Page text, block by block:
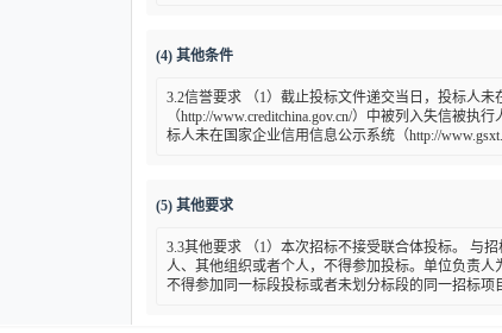
(4) 其他条件
3.2信誉要求 （1）截止投标文件递交当日，投标人未
（http://www.creditchina.gov.cn/）中被列入失信被
标人未在国家企业信用信息公示系统（http://
(5) 其他要求
3.3其他要求 （1）本次招标不接受联合体投标。 与
人、其他组织或者个人，不得参加投标。单位负责人
不得参加同一标段投标或者未划分标段的同一招标项